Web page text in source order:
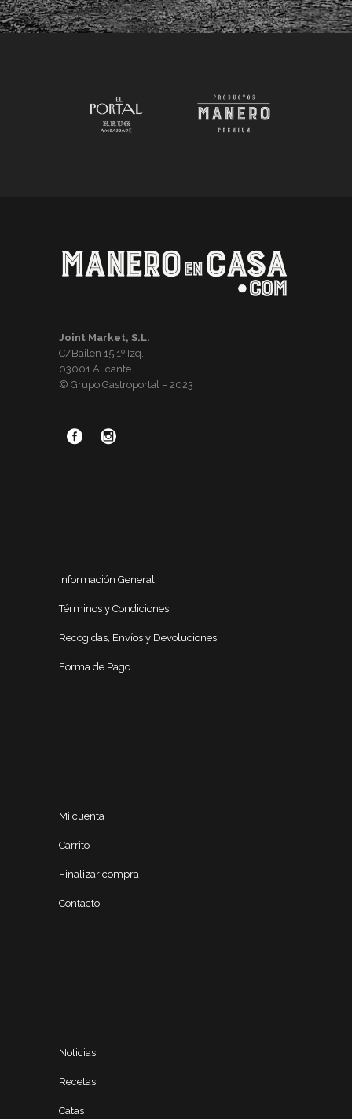
Joint Market, S.L.
C/Bailen 15 1º Izq.
03001 Alicante
© Grupo Gastroportal – 2023
Información General
Términos y Condiciones
Recogidas, Envíos y Devoluciones
Forma de Pago
Mi cuenta
Carrito
Finalizar compra
Contacto
Noticias
Recetas
Catas